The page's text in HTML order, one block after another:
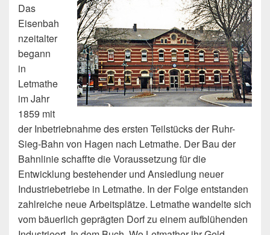
Das
Eisenbah
nzeitalter
begann
in
Letmathe
im Jahr
1859 mit
der Inbetriebnahme des ersten Teilstücks der Ruhr-
Sieg-Bahn von Hagen nach Letmathe. Der Bau der
Bahnlinie schaffte die Voraussetzung für die
Entwicklung bestehender und Ansiedlung neuer
Industriebetriebe in Letmathe. In der Folge entstanden
zahlreiche neue Arbeitsplätze. Letmathe wandelte sich
vom bäuerlich geprägten Dorf zu einem aufblühenden